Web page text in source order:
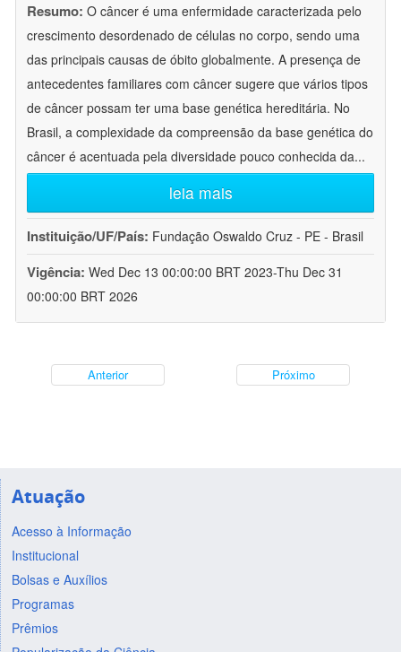
Resumo: O câncer é uma enfermidade caracterizada pelo
crescimento desordenado de células no corpo, sendo uma
das principais causas de óbito globalmente. A presença de
antecedentes familiares com câncer sugere que vários tipos
de câncer possam ter uma base genética hereditária. No
Brasil, a complexidade da compreensão da base genética do
câncer é acentuada pela diversidade pouco conhecida da...
leia mais
Instituição/UF/País: Fundação Oswaldo Cruz - PE - Brasil
Vigência: Wed Dec 13 00:00:00 BRT 2023-Thu Dec 31
00:00:00 BRT 2026
Anterior Próximo
Atuação
Acesso à Informação
Institucional
Bolsas e Auxílios
Programas
Prêmios